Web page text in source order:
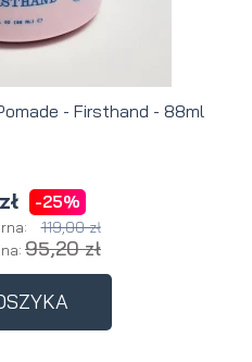
- Firsthand - 88ml
-25%
119,00 zł
95,20 zł